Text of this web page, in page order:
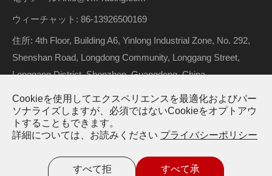
ウィーチャット: 86-13926500169
住所: 4th Floor, Building A6, Yinlong Industrial Zone, No. 292,
Shenshan Road, Longdong Community, Longgang Street,
Longgang District, Shenzhen, Guangdong, China
著作権 © Riverhobby Tech (Shenzhen) Co., Ltd.
が予約されています。
サイトマップ プライバシーポリシー
Cookieを使用してエクスペリエンスを最適化およびパー
ソナライズしますが、必須ではないCookieをオプトアウ
トすることもできます。
詳細については、お読みください プライバシーポリシー
すべて拒 すべて承